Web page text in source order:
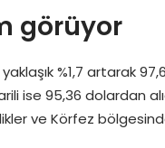
görüyor
%1,7 artarak
ise 95,36 dolardan
ve Körfez